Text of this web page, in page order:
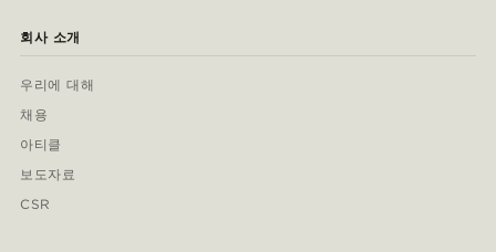
회사 소개
우리에 대해
채용
아티클
보도자료
CSR